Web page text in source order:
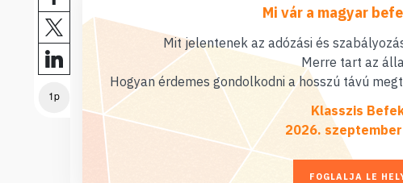
1p
Mi vár a magyar
Mit jelentenek az adózási és
Merre tart az
Hogyan érdemes gondolkodni a hosszú távú
Klasszis
2026.
FOGLALJA LE